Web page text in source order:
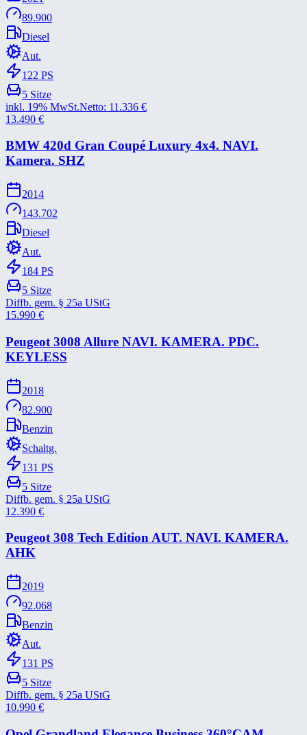
89.900
Diesel
Aut.
122 PS
5 Sitze
inkl. 19% MwSt.Netto: 11.336 €
13.490 €
BMW 420d Gran Coupé Luxury 4x4. NAVI.
Kamera. SHZ
2014
143.702
Diesel
Aut.
184 PS
5 Sitze
Diffb. gem. § 25a UStG
15.990 €
Peugeot 3008 Allure NAVI. KAMERA. PDC.
KEYLESS
2018
82.900
Benzin
Schaltg.
131 PS
5 Sitze
Diffb. gem. § 25a UStG
12.390 €
Peugeot 308 Tech Edition AUT. NAVI. KAMERA.
AHK
2019
92.068
Benzin
Aut.
131 PS
5 Sitze
Diffb. gem. § 25a UStG
10.990 €